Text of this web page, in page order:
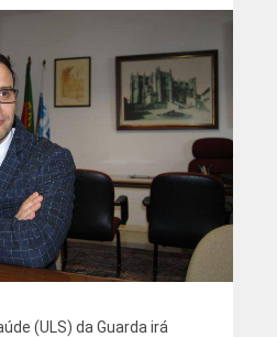
(ULS) da Guarda irá